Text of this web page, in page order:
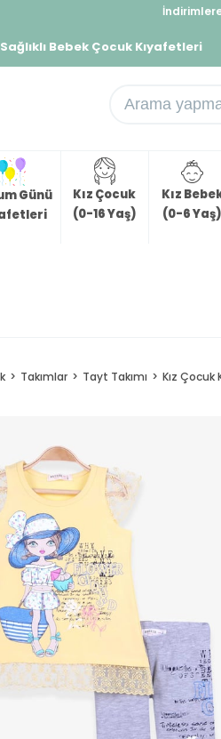
Bebek Çocuk Kıyafetleri
Günü
Kız Çocuk
(0-16 Yaş)
Kız
(0-6 Yaş)
Takımlar Tayt Takımı Kız Çocuk